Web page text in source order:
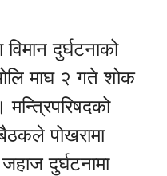
दुर्घटनाको
माघ २ गते शोक
मन्त्रिपरिषदको
पोखरामा
दुर्घटनामा